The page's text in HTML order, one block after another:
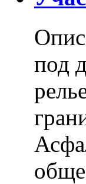
под